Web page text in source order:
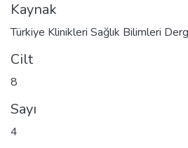
Kaynak
Türkiye Klinikleri Sağlık Bilimleri
Cilt
8
Sayı
4